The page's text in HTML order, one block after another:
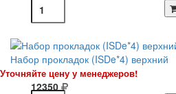
Набор прокладок (ISDe*4) верхний
Уточняйте цену у менеджеров!
12350